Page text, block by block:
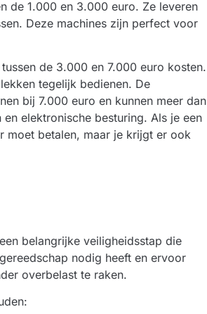
de 1.000 en 3.000 euro. Ze leveren
Deze machines zijn perfect voor
de 3.000 en 7.000 euro kosten.
tegelijk bedienen. De
bij 7.000 euro en kunnen meer dan
elektronische besturing. Als je een
moet betalen, maar je krijgt er ook
belangrijke veiligheidsstap die
nodig heeft en ervoor
overbelast te raken.